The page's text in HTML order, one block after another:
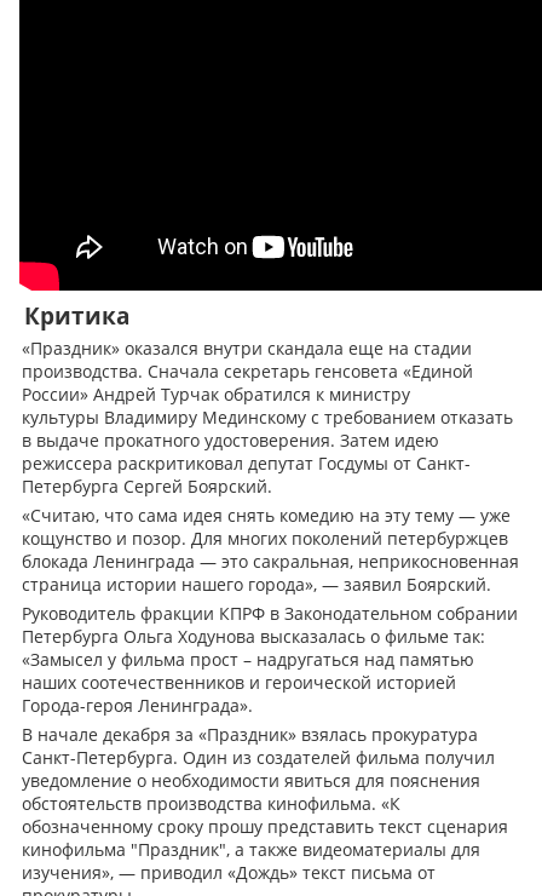
Критика
«Праздник» оказался внутри скандала еще на стадии
производства. Сначала секретарь генсовета «Единой
России» Андрей Турчак обратился к министру
культуры Владимиру Мединскому с требованием отказать
в выдаче прокатного удостоверения. Затем идею
режиссера раскритиковал депутат Госдумы от Санкт-
Петербурга Сергей Боярский.
«Считаю, что сама идея снять комедию на эту тему — уже
кощунство и позор. Для многих поколений петербуржцев
блокада Ленинграда — это сакральная, неприкосновенная
страница истории нашего города», — заявил Боярский.
Руководитель фракции КПРФ в Законодательном собрании
Петербурга Ольга Ходунова высказалась о фильме так:
«Замысел у фильма прост – надругаться над памятью
наших соотечественников и героической историей
Города-героя Ленинграда».
В начале декабря за «Праздник» взялась прокуратура
Санкт-Петербурга. Один из создателей фильма получил
уведомление о необходимости явиться для пояснения
обстоятельств производства кинофильма. «К
обозначенному сроку прошу представить текст сценария
кинофильма "Праздник", а также видеоматериалы для
изучения», — приводил «Дождь» текст письма от